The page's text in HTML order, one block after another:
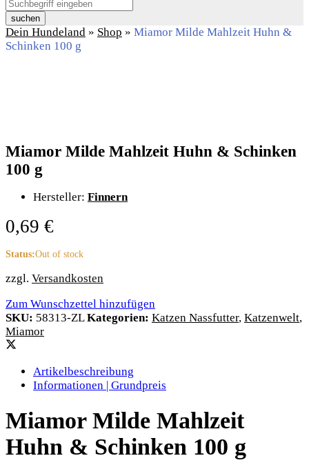
suchen
Dein Hundeland » Shop » Miamor Milde Mahlzeit Huhn &
Schinken 100 g
Miamor Milde Mahlzeit Huhn & Schinken
100 g
Hersteller: Finnern
0,69 €
Status:Out of stock
zzgl. Versandkosten
Zum Wunschzettel hinzufügen
SKU: 58313-ZLKategorien: Katzen Nassfutter, Katzenwelt,
Miamor
Artikelbeschreibung
Informationen | Grundpreis
Miamor Milde Mahlzeit
Huhn & Schinken 100 g